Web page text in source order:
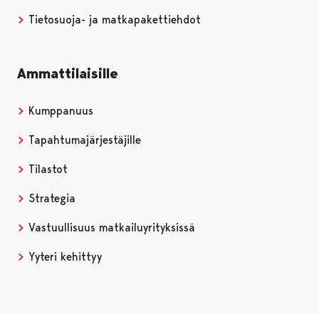
Tietosuoja- ja matkapakettiehdot
Ammattilaisille
Kumppanuus
Tapahtumajärjestäjille
Tilastot
Strategia
Vastuullisuus matkailuyrityksissä
Yyteri kehittyy